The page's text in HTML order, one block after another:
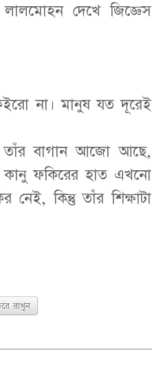
দেখে জিজ্ঞেস
না। মানুষ যত দূরেই
তাঁর বাগান আজো আছে,
ফকিরের হাত এখনো
কিন্তু তাঁর শিক্ষাটা